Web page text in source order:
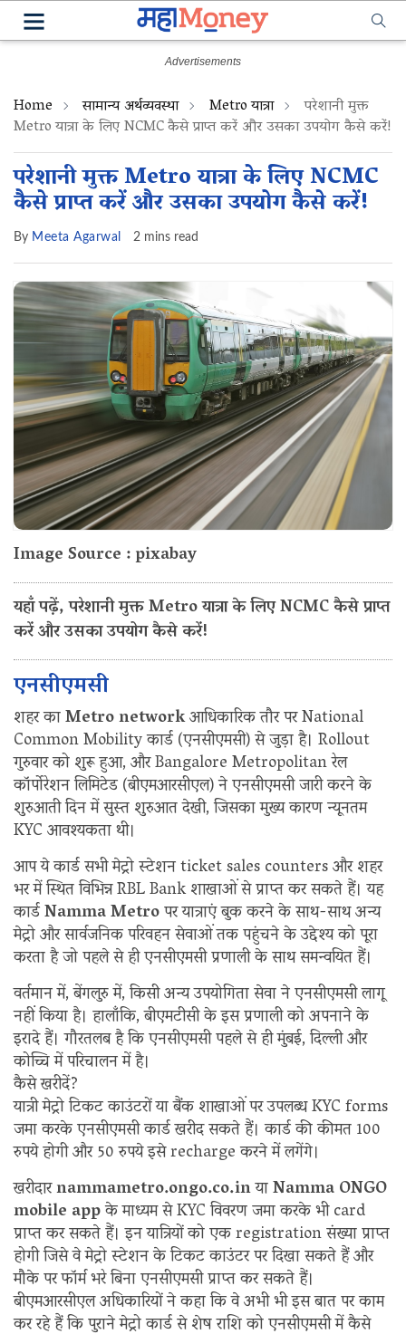
Home सामान्य अर्थव्यवस्था Metro यात्रा परेशानी मुक्त
Metro यात्रा के लिए NCMC कैसे प्राप्त करें और उसका उपयोग कैसे करें!
परेशानी मुक्त Metro यात्रा के लिए NCMC
कैसे प्राप्त करें और उसका उपयोग कैसे करें!
By Meeta Agarwal 2 mins read
Image Source : pixabay
यहाँ पढ़ें, परेशानी मुक्त Metro यात्रा के लिए NCMC कैसे प्राप्त
करें और उसका उपयोग कैसे करें!
एनसीएमसी
शहर काMetro networkआधिकारिक तौर पर National
Common Mobility कार्ड (एनसीएमसी) से जुड़ा है। Rollout
गुरुवार को शुरू हुआ, और Bangalore Metropolitan रेल
कॉर्पोरेशन लिमिटेड (बीएमआरसीएल) ने एनसीएमसी जारी करने के
शुरुआती दिन में सुस्त शुरुआत देखी, जिसका मुख्य कारण न्यूनतम
KYC आवश्यकता थी।
आप ये कार्ड सभी मेट्रो स्टेशन ticket sales counters और शहर
भर में स्थित विभिन्न RBL Bank शाखाओं से प्राप्त कर सकते हैं। यह
कार्डNamma Metroपर यात्राएं बुक करने के साथ-साथ अन्य
मेट्रो और सार्वजनिक परिवहन सेवाओं तक पहुंचने के उद्देश्य को पूरा
करता है जो पहले से ही एनसीएमसी प्रणाली के साथ समन्वयित हैं।
वर्तमान में, बेंगलुरु में, किसी अन्य उपयोगिता सेवा ने एनसीएमसी लागू
नहीं किया है। हालाँकि, बीएमटीसी के इस प्रणाली को अपनाने के
इरादे हैं। गौरतलब है कि एनसीएमसी पहले से ही मुंबई, दिल्ली और
कोच्चि में परिचालन में है।
कैसे खरीदें?
यात्री मेट्रो टिकट काउंटरों या बैंक शाखाओं पर उपलब्ध KYC forms
जमा करके एनसीएमसी कार्ड खरीद सकते हैं। कार्ड की कीमत 100
रुपये होगी और 50 रुपये इसे recharge करने में लगेंगे।
खरीदारnammametro.ongo.co.inयाNamma ONGO
mobile appके माध्यम से KYC विवरण जमा करके भी card
प्राप्त कर सकते हैं। इन यात्रियों को एक registration संख्या प्राप्त
होगी जिसे वे मेट्रो स्टेशन के टिकट काउंटर पर दिखा सकते हैं और
मौके पर फॉर्म भरे बिना एनसीएमसी प्राप्त कर सकते हैं।
बीएमआरसीएल अधिकारियों ने कहा कि वे अभी भी इस बात पर काम
कर रहे हैं कि पुराने मेट्रो कार्ड से शेष राशि को एनसीएमसी में कैसे